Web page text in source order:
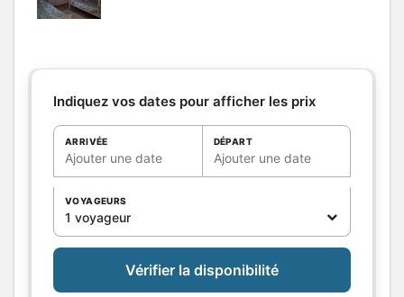
sereine pour se reposer en toute
Salle de
bains/Salle
d'eau
WC
Cuisine
Autres
pièces
Media
équipements
Indiquez vos dates pour afficher les prix
ARRIVÉE
Ajouter une date
DÉPART
Ajouter une date
VOYAGEURS
1 voyageur
Vérifier la disponibilité